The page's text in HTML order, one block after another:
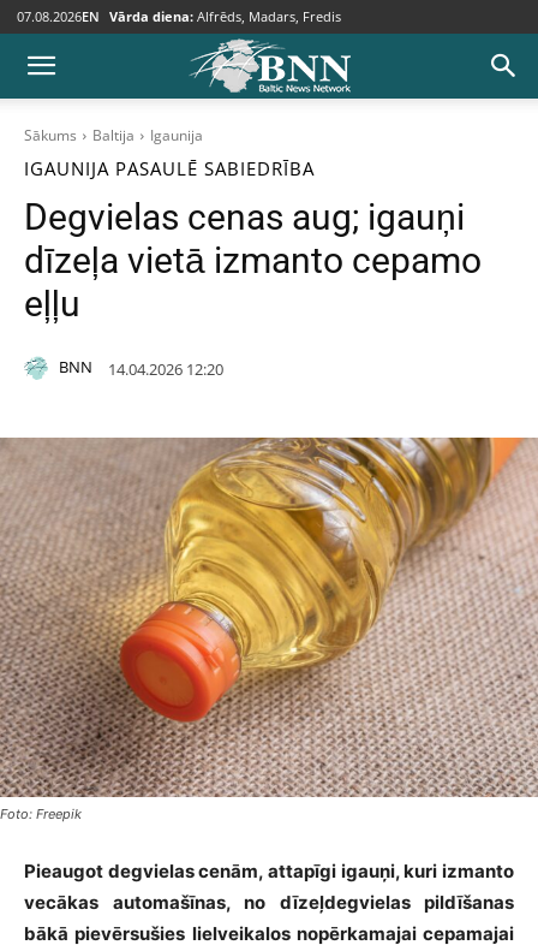
07.08.2026EN Vārda diena: Alfrēds, Madars, Fredis
Sākums Baltija Igaunija
IGAUNIJA PASAULĒ SABIEDRĪBA
Degvielas cenas aug; igauņi
dīzeļa vietā izmanto cepamo
eļļu
BNN 14.04.2026 12:20
Foto: Freepik
Pieaugot degvielas cenām, attapīgi igauņi, kuri izmanto
vecākas automašīnas, no dīzeļdegvielas pildīšanas
bākā pievērsušies lielveikalos nopērkamajai cepamajai